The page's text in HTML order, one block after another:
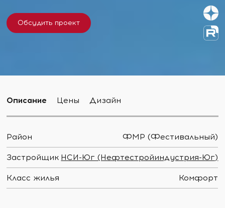
Обсудить проект
Описание Цены Дизайн
Район ФМР (Фестивальный)
Застройщик НСИ-Юг (Нефтестройиндустрия-Юг)
Класс жилья Комфорт